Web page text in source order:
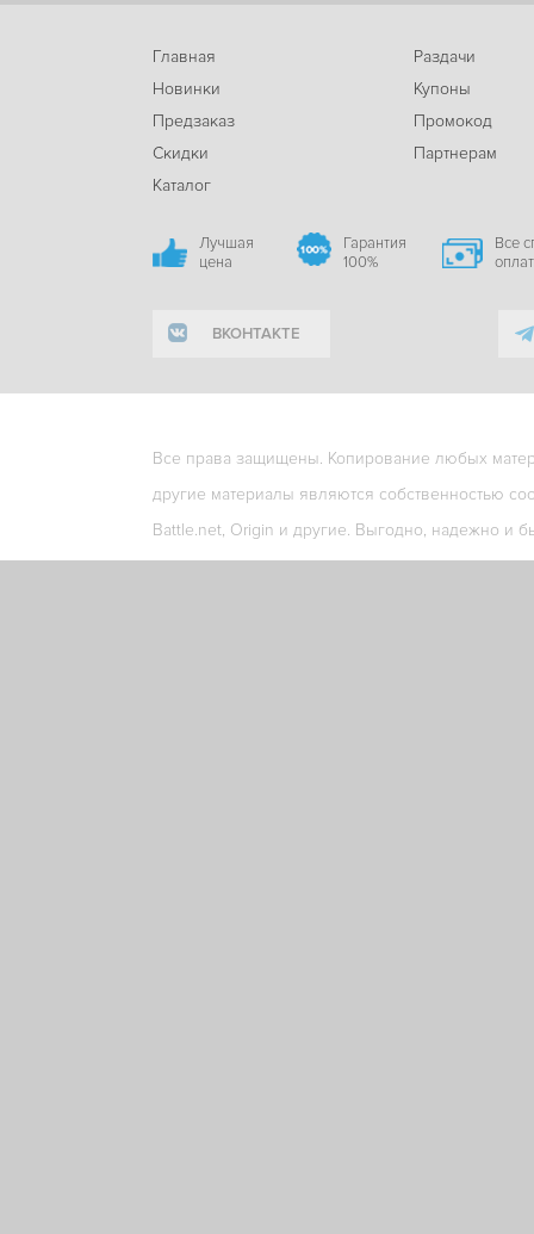
Главная
Новинки
Предзаказ
Скидки
Каталог
Раздачи
Купоны
Промокод
Партнерам
Лучшая
цена
Гарантия
100%
Все
ВКОНТАКТЕ
Все права защищены. Копирование любых
другие материалы являются собственностью
Battle.net, Origin и другие. Выгодно, надежно и